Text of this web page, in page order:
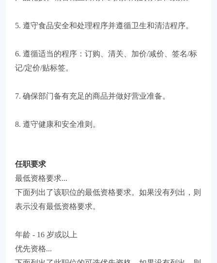
5. 遵守食品安全和处理程序并遵循卫生和清洁程序。
6. 遵循适当的程序：订购、清关、加价/减价、签名/标
记/定价/贴标签。
7. 确保部门备有充足的商品并做好营业准备。
8. 遵守健康和安全准则。
任职要求
最低资格要求...
下面列出了该职位的最低资格要求。如果没有列出，则
表示没有最低资格要求。
年龄 - 16 岁或以上
优先资格...